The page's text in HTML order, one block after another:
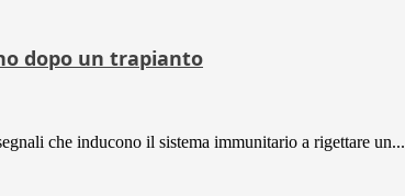
dopo un trapianto
che inducono il sistema immunitario a rigettare un...